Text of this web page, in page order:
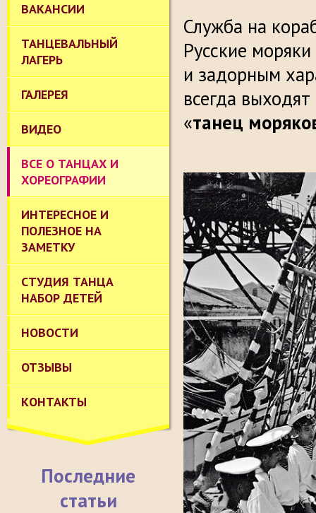
ВАКАНСИИ
ТАНЦЕВАЛЬНЫЙ
ЛАГЕРЬ
ГАЛЕРЕЯ
ВИДЕО
ВСЕ О ТАНЦАХ И
ХОРЕОГРАФИИ
ИНТЕРЕСНОЕ И
ПОЛЕЗНОЕ НА
ЗАМЕТКУ
СТУДИЯ ТАНЦА
НАБОР ДЕТЕЙ
НОВОСТИ
ОТЗЫВЫ
КОНТАКТЫ
Последние
статьи
Служба на
Русские
и задорным
всегда
«танец